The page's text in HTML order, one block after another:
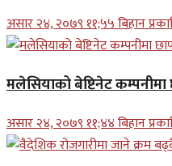
असार २४, २०७९ ११;५५ बिहान
मलेसियाको बेष्टिनेट
असार २४, २०७९ ११;४४ बिहान